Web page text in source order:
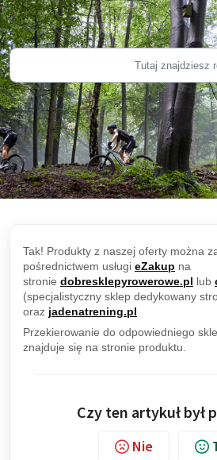
Przejdź do głównej treści
Tak! Produkty z naszej oferty można
pośrednictwem usługi eZakup na
stronie dobresklepyrowerowe.pl lub
(specjalistyczny sklep dedykowany
oraz jadenatrening.pl
Przekierowanie do odpowiedniego
znajduje się na stronie produktu.
Czy ten artykuł był
Nie